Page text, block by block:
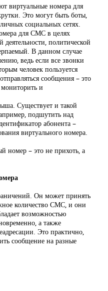
виртуальные номера для
Это могут быть боты,
социальных сетях.
для СМС в целях
деятельности, политической
В данном случае
ведь если все звонки
человек пользуется
сообщения – это
и
Существует и такой
подшутить над
абонента –
виртуального номера.
номер – это не прихоть, а
Он может принять
количество СМС, и они
возможностью
а также
Это практично,
сообщение на разные